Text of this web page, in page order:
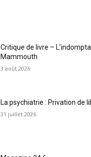
Critique de livre –
Mammouth
3 août 2026
La psychiatrie : Privation de
31 juillet 2026